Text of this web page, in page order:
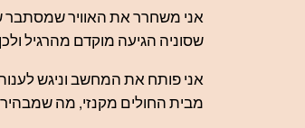
אני משחרר את האוויר שמסתבר
שסוניה הגיעה מוקדם מהרגיל
אני פותח את המחשב וניגש
מבית החולים מקנזי, מה שמבהיר